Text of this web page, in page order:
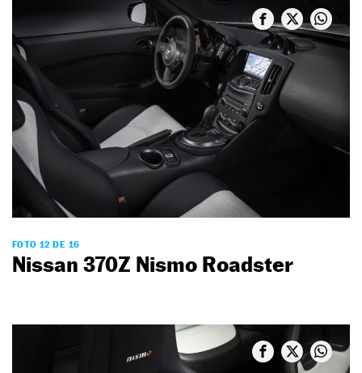
FOTO 12 DE 16
Nissan 370Z Nismo Roadster